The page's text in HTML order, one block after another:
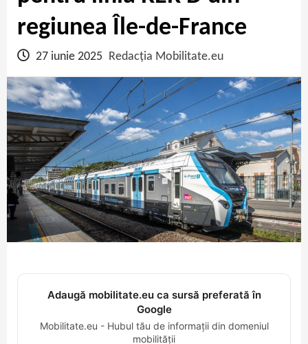
regiunea Île-de-France
27 iunie 2025 Redacția Mobilitate.eu
Adaugă mobilitate.eu ca sursă preferată în
Google
Mobilitate.eu - Hubul tău de informații din domeniul
mobilității